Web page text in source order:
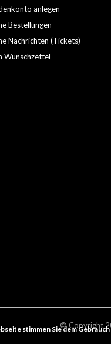
anlegen
Bestellungen
Nachrichten (Tickets)
Wunschzettel
© Copyright
stimmen Sie dem